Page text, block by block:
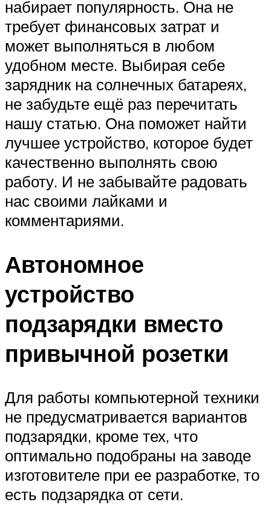
набирает популярность. Она не
требует финансовых затрат и
может выполняться в любом
удобном месте. Выбирая себе
зарядник на солнечных батареях,
не забудьте ещё раз перечитать
нашу статью. Она поможет найти
лучшее устройство, которое будет
качественно выполнять свою
работу. И не забывайте радовать
нас своими лайками и
комментариями.
Автономное
устройство
подзарядки вместо
привычной розетки
Для работы компьютерной техники
не предусматривается вариантов
подзарядки, кроме тех, что
оптимально подобраны на заводе
изготовителе при ее разработке, то
есть подзарядка от сети.